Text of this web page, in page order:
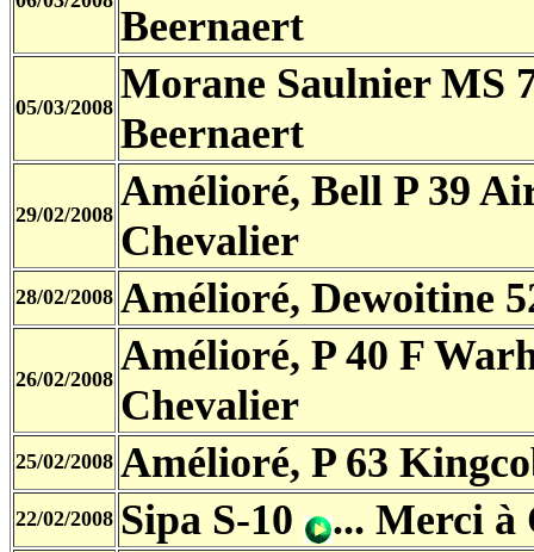
Beernaert
05/03/2008 Morane Saulnier MS
Beernaert
29/02/2008 Amélioré, Bell P 39
Chevalier
28/02/2008 Amélioré, Dewoitine
26/02/2008 Amélioré, P 40 F
Chevalier
25/02/2008 Amélioré, P 63
22/02/2008 Sipa S-10 ... Merci à